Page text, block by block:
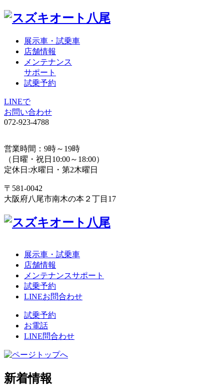
展示車・試乗車
店舗情報
メンテナンス
サポート
試乗予約
LINEで
お問い合わせ
072-923-4788
営業時間：9時～19時
（日曜・祝日10:00～18:00）
定休日:水曜日・第2木曜日
〒581-0042
大阪府八尾市南木の本２丁目17
展示車・試乗車
店舗情報
メンテナンスサポート
試乗予約
LINEお問合わせ
試乗予約
お電話
LINE問合わせ
新着情報